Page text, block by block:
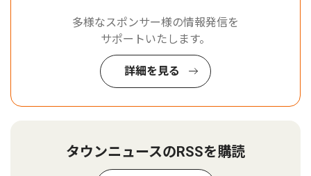
多様なスポンサー様の情報発信を
サポートいたします。
詳細を見る
タウンニュースのRSSを購読